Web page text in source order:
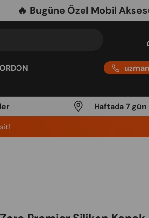
Bugüne Özel Mobil
Haftada 7 gün